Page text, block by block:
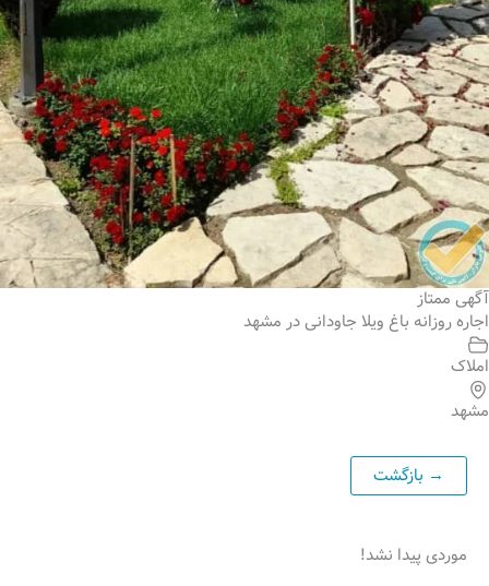
موردی پیدا نشد!
آگهی ممتاز
اجاره روزانه باغ ویلا جاودانی در مشهد
املاک
مشهد